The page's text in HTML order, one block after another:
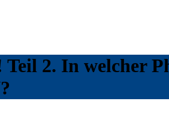
2. In welcher